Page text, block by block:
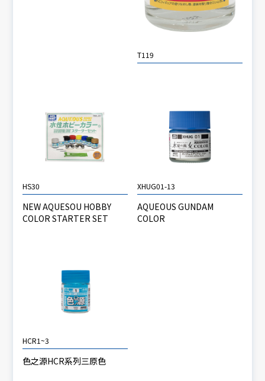
T119
HS30
NEW AQUESOU HOBBY
COLOR STARTER SET
XHUG01-13
AQUEOUS GUNDAM
COLOR
HCR1~3
色之源HCR系列三原色